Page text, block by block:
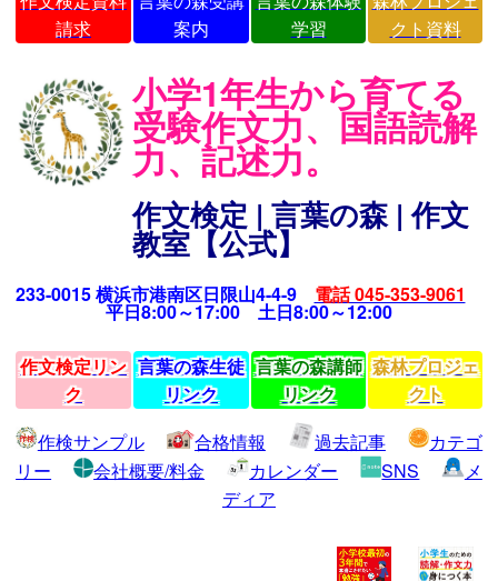
請求
案内
学習
クト資料
小学1年生から育てる
受験作文力、国語読解
力、記述力。
作文検定 | 言葉の森 | 作文
教室【公式】
233-0015 横浜市港南区日限山4-4-9 電話 045-353-9061
平日8:00～17:00 土日8:00～12:00
作文検定リン
ク
言葉の森生徒
リンク
言葉の森講師
リンク
森林プロジェ
クト
作検サンプル
合格情報 過去記事
カテゴ
リー
会社概要/料金 カレンダー SNS
メ
ディア